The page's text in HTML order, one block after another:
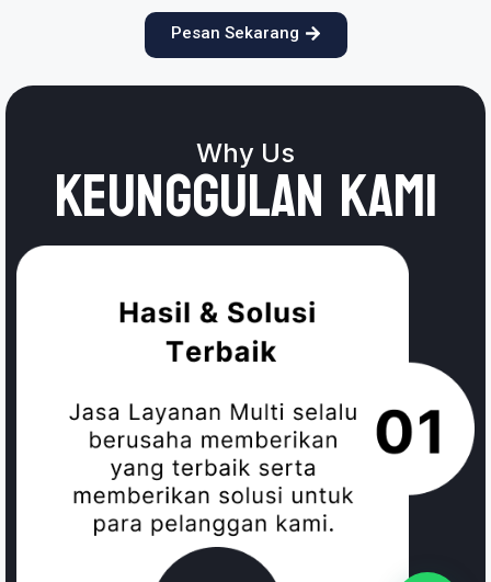
Pesan Sekarang
Why Us
keunggulan kami